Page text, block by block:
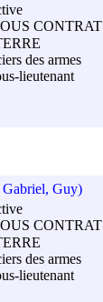
CONTRAT
des armes
lieutenant
Gabriel, Guy)
CONTRAT
des armes
lieutenant